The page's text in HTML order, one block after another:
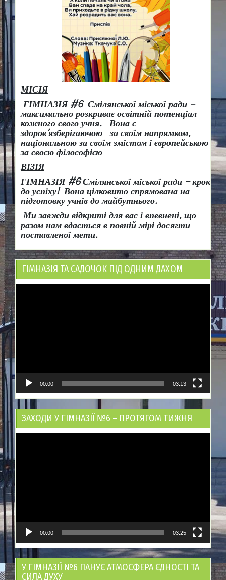
МІСІЯ
ГІМНАЗІЯ #6 Смілянської міської ради –
максимально розкриває освітній потенціал
кожного свого учня.
Вона є
здоров’язберігаючою за своїм напрямком,
національною за своїм змістом і європейською
за своєю філософією
ВІЗІЯ
ГІМНАЗІЯ #6 Смілянської міської ради – крок
до успіху! Вона цілковито спрямована на
підготовку учнів до майбутнього.
Ми завжди відкриті для вас і впевнені, що
разом нам вдасться в повній мірі досягти
поставленої мети.
ГІМНАЗІЯ ТА САДОЧОК ПІД ОДНИМ ДАХОМ
00:00 03:13
ЗАХОДИ У ГІМНАЗІЇ №6 – ПРОТЯГОМ ТИЖНЯ
00:00 03:25
У ГІМНАЗІЇ №6 ПАНУЄ АТМОСФЕРА ЄДНОСТІ ТА
СИЛА ДУХУ